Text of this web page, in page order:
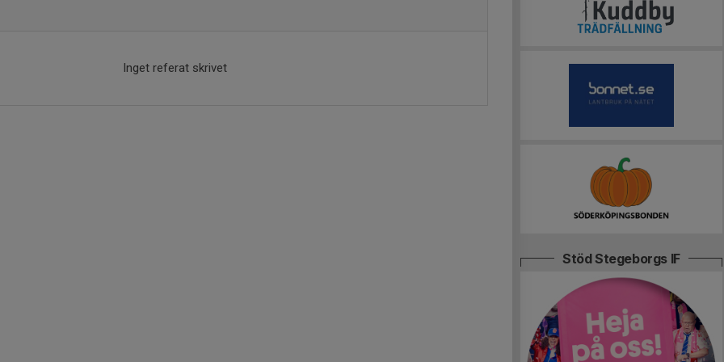
Inget referat skrivet
Stöd Stegeborgs IF